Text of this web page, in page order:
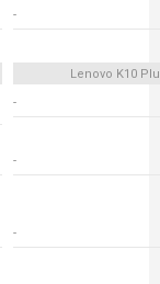
-
Lenovo K10
-
-
-